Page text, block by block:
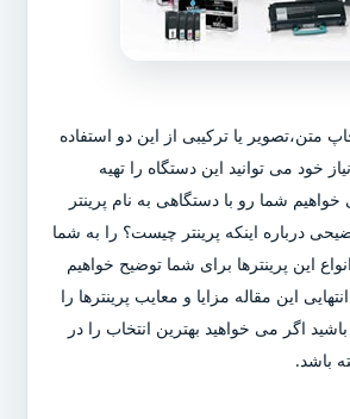
متن،تصویر یا ترکیبی از این دو استفاده
خود می توانید این دستگاه را تهیه
شما رو با دستگاهی به نام پرینتر
درباره اینکه پرینتر چیست؟ را به شما
این پرینترها برای شما توضیح خواهیم
این مقاله مزایا و معایب پرینترها را
اگر می خواهید بهترین انتخاب را در
باشد.